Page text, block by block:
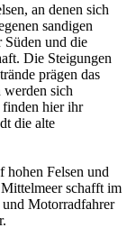
an denen sich
sandigen
Süden und die
Die Steigungen
prägen das
sich
finden hier ihr
die alte
hohen Felsen und
schafft im
Motorradfahrer